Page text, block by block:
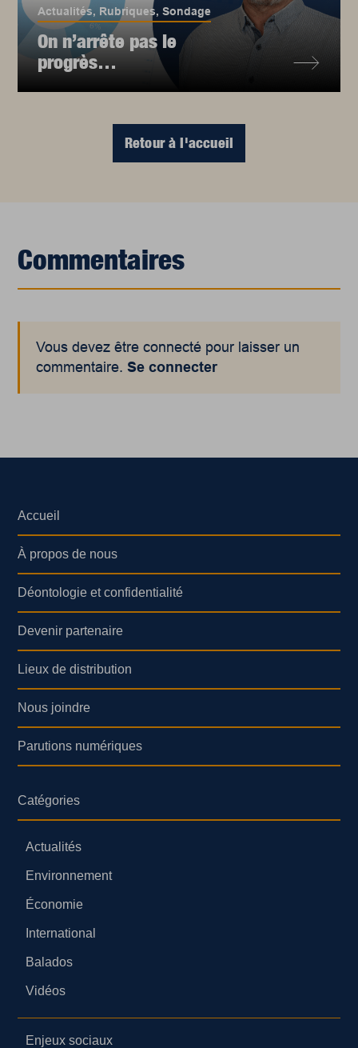
Actualités, Rubriques,Sondage
On n’arrête pas le
progrès…
Retour à l'accueil
Commentaires
Vous devez être connecté pour laisser un
commentaire.Se connecter
Accueil
À propos de nous
Déontologie et confidentialité
Devenir partenaire
Lieux de distribution
Nous joindre
Parutions numériques
Catégories
Actualités
Environnement
Économie
International
Balados
Vidéos
Enjeux sociaux